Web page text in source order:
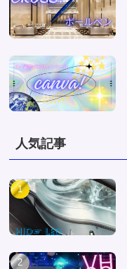
人気記事